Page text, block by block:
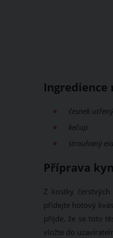
Ingredience
česnek
kečup
strouhaný
Příprava
Z kostky
přidejte hotový
přijde, že se toto
vložte do